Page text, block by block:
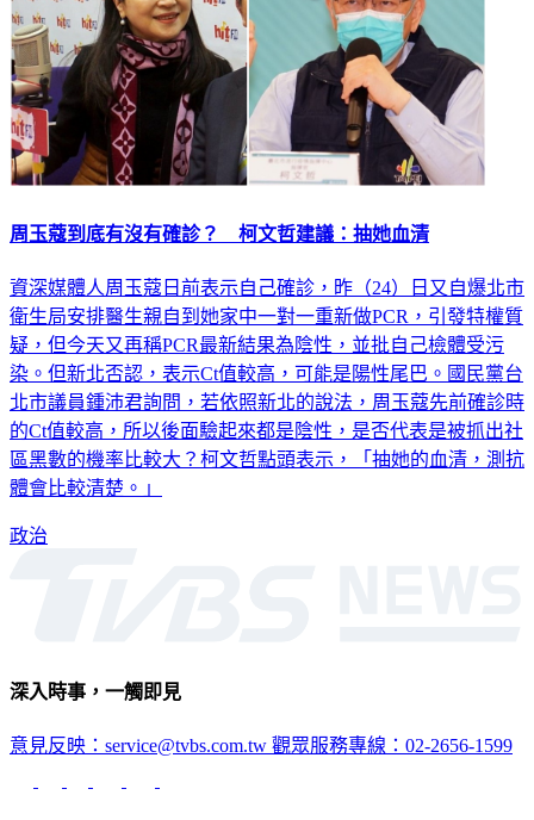
周玉蔻到底有沒有確診？ 柯文哲建議：抽她血清
資深媒體人周玉蔻日前表示自己確診，昨（24）日又自爆北市
衛生局安排醫生親自到她家中一對一重新做PCR，引發特權質
疑，但今天又再稱PCR最新結果為陰性，並批自己檢體受污
染。但新北否認，表示Ct值較高，可能是陽性尾巴。國民黨台
北市議員鍾沛君詢問，若依照新北的說法，周玉蔻先前確診時
的Ct值較高，所以後面驗起來都是陰性，是否代表是被抓出社
區黑數的機率比較大？柯文哲點頭表示，「抽她的血清，測抗
體會比較清楚。」
政治
深入時事，一觸即見
意見反映：service@tvbs.com.tw 觀眾服務專線：02-2656-1599